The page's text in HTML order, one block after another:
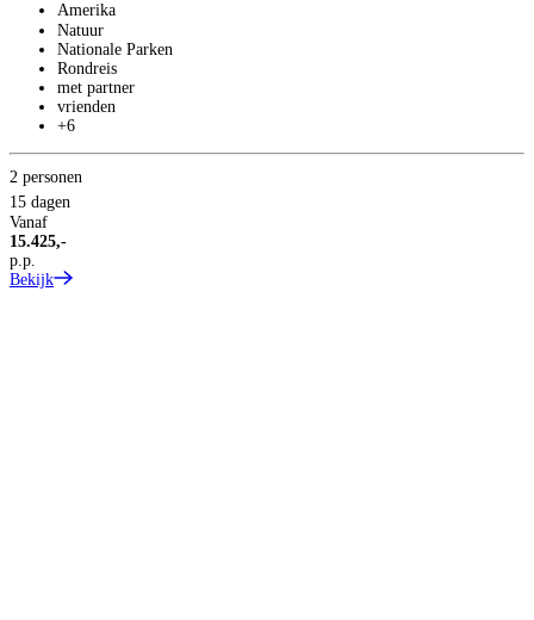
Amerika
Natuur
Nationale Parken
Rondreis
met partner
vrienden
+6
2 personen
15 dagen
Vanaf
15.425,-
p.p.
Bekijk